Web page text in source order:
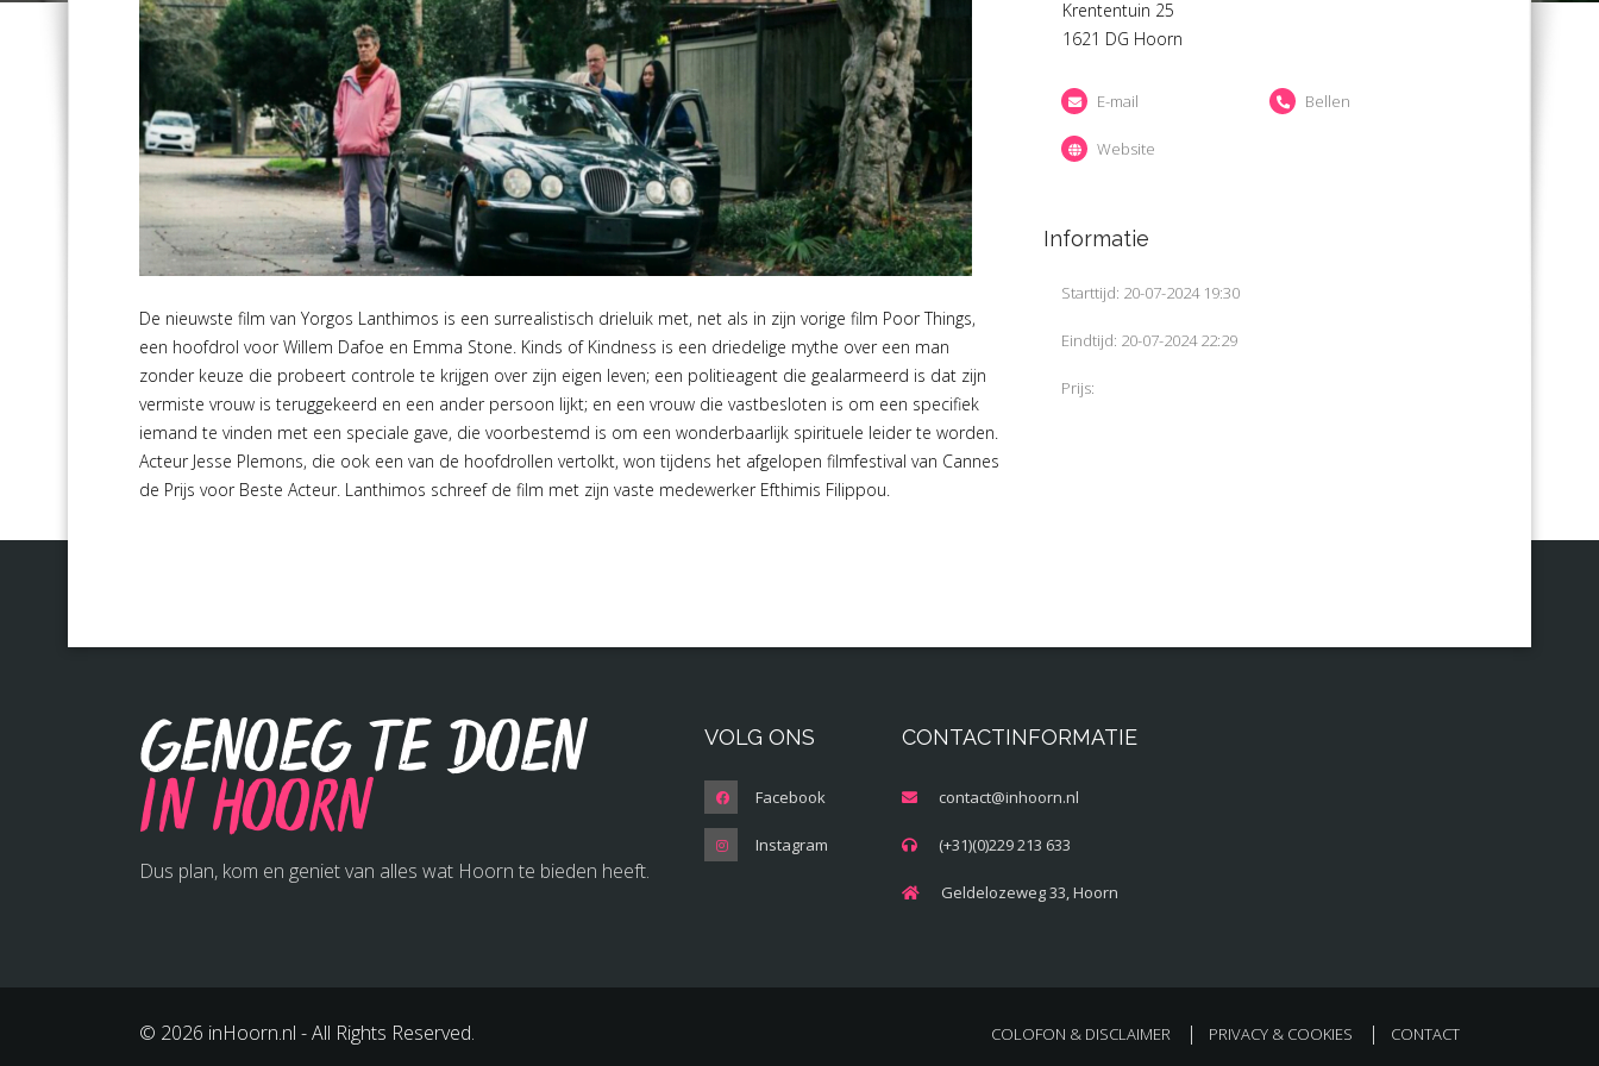
De nieuwste film van Yorgos Lanthimos is een surrealistisch drieluik met, net als in zijn vorige film Poor Things,
een hoofdrol voor Willem Dafoe en Emma Stone. Kinds of Kindness is een driedelige mythe over een man
zonder keuze die probeert controle te krijgen over zijn eigen leven; een politieagent die gealarmeerd is dat zijn
vermiste vrouw is teruggekeerd en een ander persoon lijkt; en een vrouw die vastbesloten is om een specifiek
iemand te vinden met een speciale gave, die voorbestemd is om een wonderbaarlijk spirituele leider te worden.
Acteur Jesse Plemons, die ook een van de hoofdrollen vertolkt, won tijdens het afgelopen filmfestival van Cannes
de Prijs voor Beste Acteur. Lanthimos schreef de film met zijn vaste medewerker Efthimis Filippou.
Krententuin 25
1621 DG Hoorn
E-mail Bellen
Website
Informatie
Starttijd: 20-07-2024 19:30
Eindtijd: 20-07-2024 22:29
Prijs:
Genoeg te doen
in Hoorn
Dus plan, kom en geniet van alles wat Hoorn te bieden heeft.
VOLG ONS
Facebook
Instagram
CONTACTINFORMATIE
contact@inhoorn.nl
(+31)(0)229 213 633
Geldelozeweg 33, Hoorn
© 2026 inHoorn.nl - All Rights Reserved. COLOFON & DISCLAIMER PRIVACY & COOKIES CONTACT